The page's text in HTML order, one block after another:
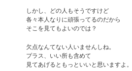
しかし、どの人もそうですけど
各々本人なりに頑張ってるのだから
そこを見てもよいのでは？
欠点なんてない人いませんしね。
プラス、いい所も含めて
見てあげるともっといいと思いますよ。